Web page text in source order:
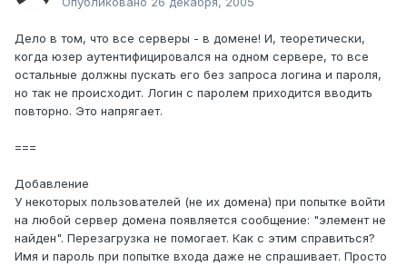
Дело в том, что все серверы - в домене! И, теоретически,
когда юзер аутентифицировался на одном сервере, то все
остальные должны пускать его без запроса логина и пароля,
но так не происходит. Логин с паролем приходится вводить
повторно. Это напрягает.
===
Добавление
У некоторых пользователей (не их домена) при попытке войти
на любой сервер домена появляется сообщение: "элемент не
найден". Перезагрузка не помогает. Как с этим справиться?
Имя и пароль при попытке входа даже не спрашивает. Просто